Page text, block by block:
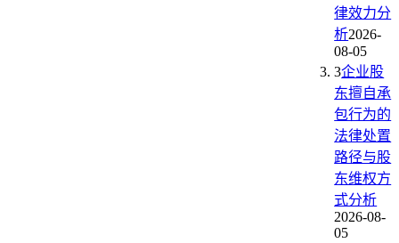
律效力分
析2026-
08-05
3企业股
东擅自承
包行为的
法律处置
路径与股
东维权方
式分析
2026-08-
05